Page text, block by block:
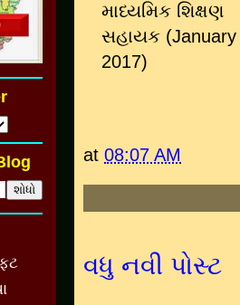
માધ્યમિક શિક્ષણ
સહાયક (January
2017)
at 08:07 AM
વધુ નવી પોસ્ટ